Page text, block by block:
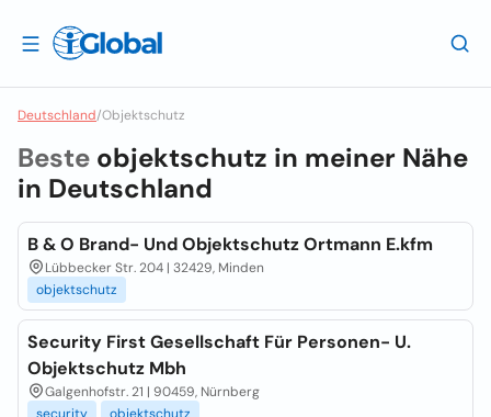
Deutschland/Objektschutz
Beste objektschutz in meiner Nähe
in Deutschland
B & O Brand- Und Objektschutz Ortmann E.kfm
Lübbecker Str. 204 | 32429, Minden
objektschutz
Security First Gesellschaft Für Personen- U.
Objektschutz Mbh
Galgenhofstr. 21 | 90459, Nürnberg